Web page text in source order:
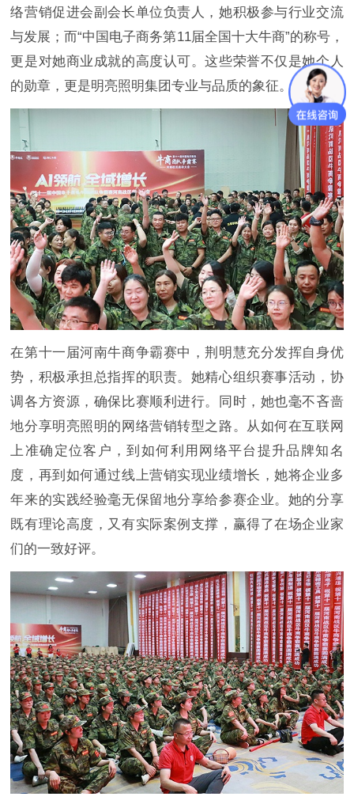
络营销促进会副会长单位负责人，她积极参与行业交流
与发展；而“中国电子商务第11届全国十大牛商”的称号，
更是对她商业成就的高度认可。这些荣誉不仅是她个人
的勋章，更是明亮照明集团专业与品质的象征。
在第十一届河南牛商争霸赛中，荆明慧充分发挥自身优
势，积极承担总指挥的职责。她精心组织赛事活动，协
调各方资源，确保比赛顺利进行。同时，她也毫不吝啬
地分享明亮照明的网络营销转型之路。从如何在互联网
上准确定位客户，到如何利用网络平台提升品牌知名
度，再到如何通过线上营销实现业绩增长，她将企业多
年来的实践经验毫无保留地分享给参赛企业。她的分享
既有理论高度，又有实际案例支撑，赢得了在场企业家
们的一致好评。